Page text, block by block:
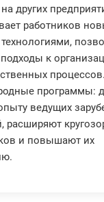
других
работников
к
процессов.
программы:
ведущих
расширяют
и повышают их